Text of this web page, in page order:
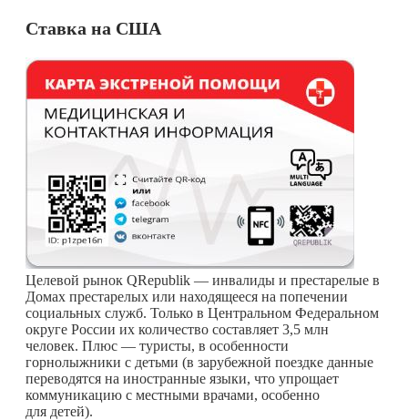
Ставка на США
Целевой рынок QRepublik — инвалиды и престарелые в
Домах престарелых или находящееся на попечении
социальных служб. Только в Центральном Федеральном
округе России их количество составляет 3,5 млн
человек. Плюс — туристы, в особенности
горнолыжники с детьми (в зарубежной поездке данные
переводятся на иностранные языки, что упрощает
коммуникацию с местными врачами, особенно
для детей).